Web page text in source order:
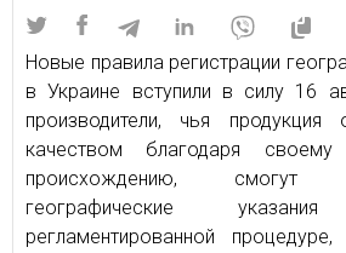
Новые правила регистрации
в Украине вступили в силу 16
производители, чья
качеством благодаря своему
происхождению, смогут
географические
регламентированной